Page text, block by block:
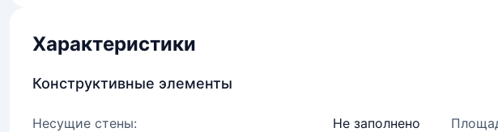
Характеристики
Конструктивные элементы
Несущие стены: Не заполнено